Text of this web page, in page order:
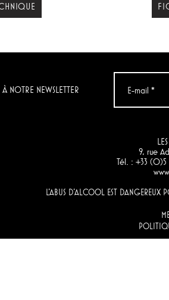
NOTRE NEWSLETTER
9, rue
Tél. : +33
L'ABUS D'ALCOOL EST